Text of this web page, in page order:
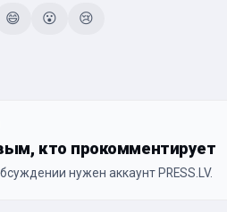
😄 😮 😢
кто прокомментирует
нужен аккаунт PRESS.LV.